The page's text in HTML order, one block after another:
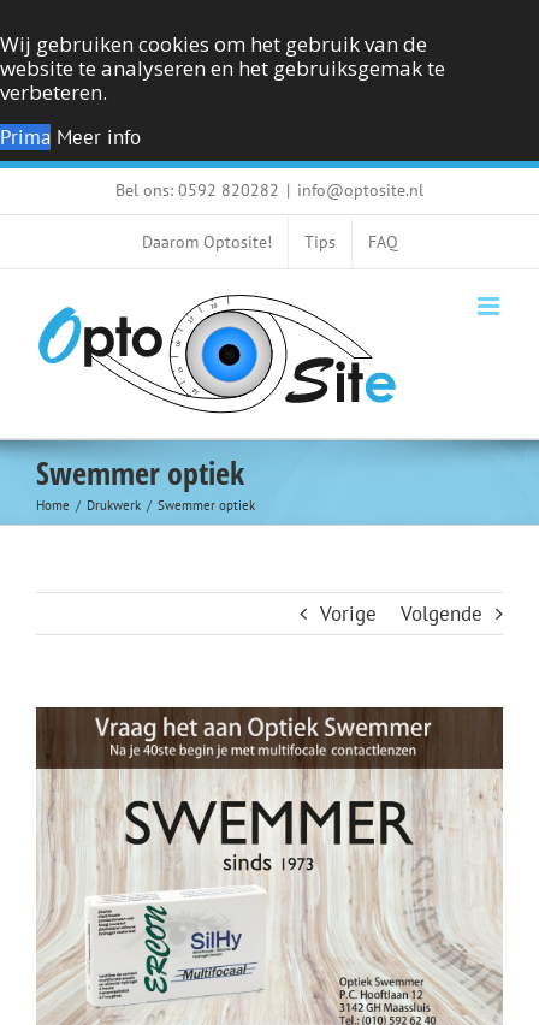
Wij gebruiken cookies om het gebruik van de
website te analyseren en het gebruiksgemak te
verbeteren.
Prima Meer info
Ga
inhoud
Bel ons: 0592 820282 | info@optosite.nl
Daarom Optosite! Tips FAQ
Swemmer optiek
Home Drukwerk Swemmer optiek
Vorige Volgende
Image